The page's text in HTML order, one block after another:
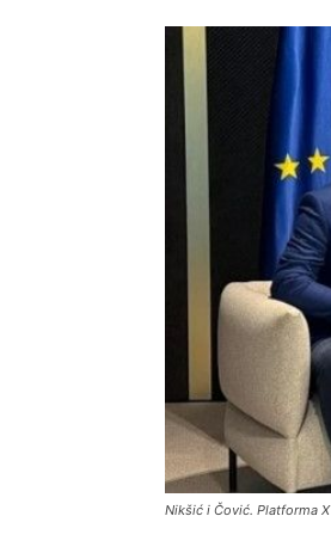
Nikšić i Čović. Platforma X